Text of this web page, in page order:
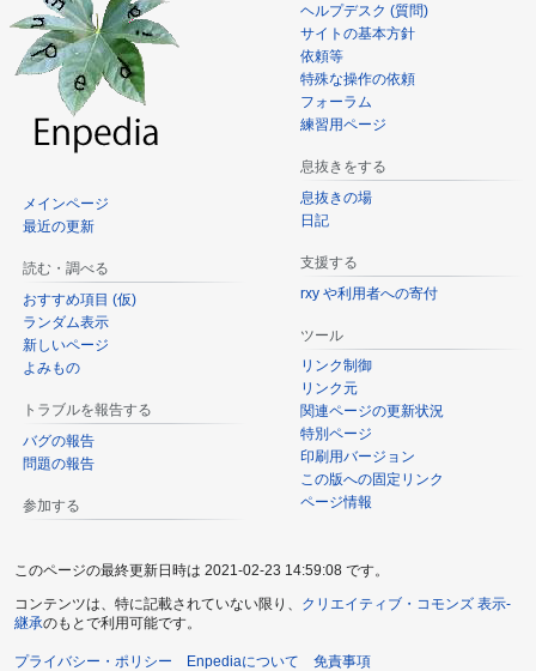
メインページ
最近の更新
読む・調べる
おすすめ項目 (仮)
ランダム表示
新しいページ
よみもの
トラブルを報告する
バグの報告
問題の報告
参加する
ヘルプデスク (質問)
サイトの基本方針
依頼等
特殊な操作の依頼
フォーラム
練習用ページ
息抜きをする
息抜きの場
日記
支援する
rxy や利用者への寄付
ツール
リンク制御
リンク元
関連ページの更新状況
特別ページ
印刷用バージョン
この版への固定リンク
ページ情報
このページの最終更新日時は 2021-02-23 14:59:08 です。
コンテンツは、特に記載されていない限り、 クリエイティブ・コモンズ 表示-
継承のもとで利用可能です。
プライバシー・ポリシー Enpediaについて 免責事項